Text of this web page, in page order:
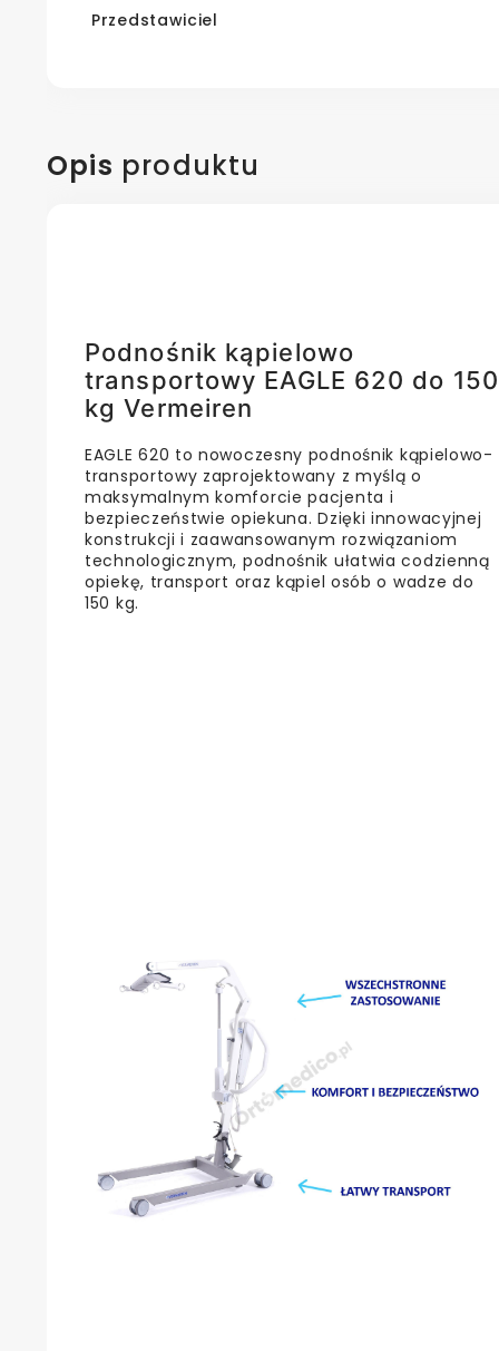
Przedstawiciel
Opis produktu
Podnośnik kąpielowo
transportowy EAGLE 620 do 150
kg Vermeiren
EAGLE 620 to nowoczesny podnośnik kąpielowo-
transportowy zaprojektowany z myślą o
maksymalnym komforcie pacjenta i
bezpieczeństwie opiekuna. Dzięki innowacyjnej
konstrukcji i zaawansowanym rozwiązaniom
technologicznym, podnośnik ułatwia codzienną
opiekę, transport oraz kąpiel osób o wadze do
150 kg.